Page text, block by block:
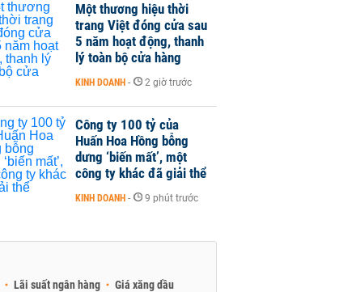
Một thương hiệu thời
trang Việt đóng cửa sau
5 năm hoạt động, thanh
lý toàn bộ cửa hàng
KINH DOANH - 2 giờ trước
Công ty 100 tỷ của
Huấn Hoa Hồng bỗng
dưng ‘biến mất’, một
công ty khác đã giải thể
KINH DOANH - 9 phút trước
Lãi suất ngân hàng
Giá xăng dầu